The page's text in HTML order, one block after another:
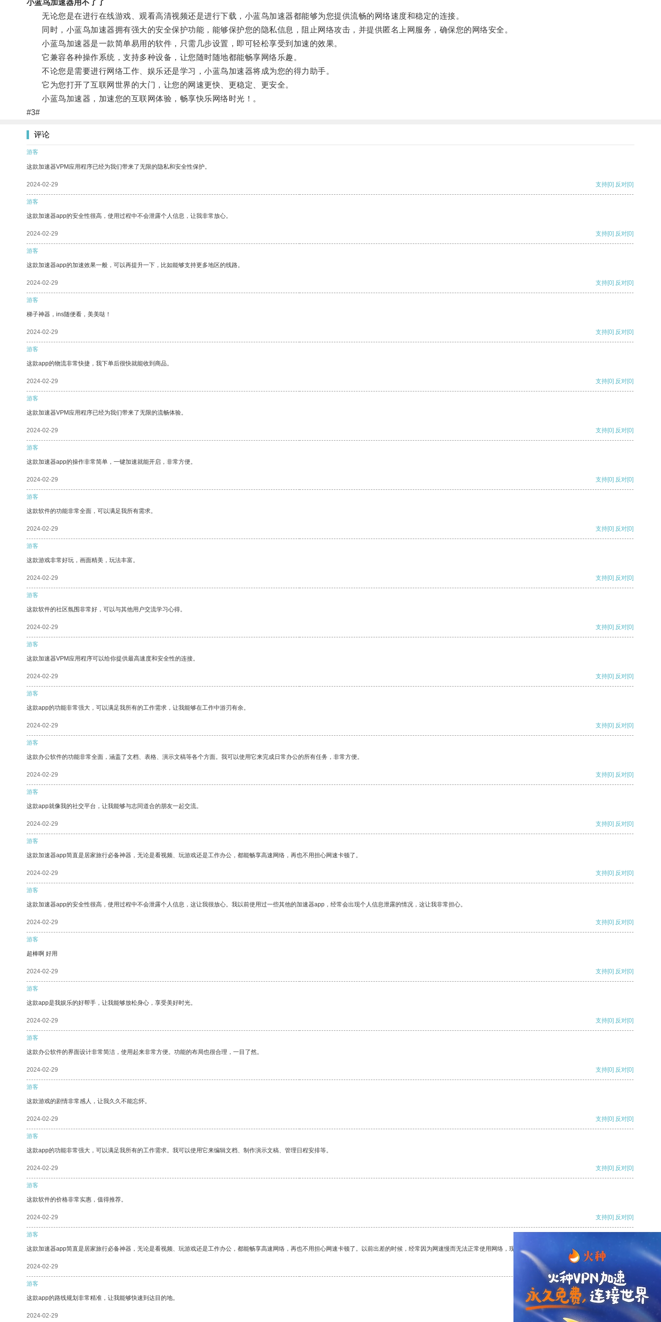
小蓝鸟加速器用不了了
无论您是在进行在线游戏、观看高清视频还是进行下载，小蓝鸟加速器都能够为您提供流畅的网络速度和稳定的连接。
同时，小蓝鸟加速器拥有强大的安全保护功能，能够保护您的隐私信息，阻止网络攻击，并提供匿名上网服务，确保您的网络安全。
小蓝鸟加速器是一款简单易用的软件，只需几步设置，即可轻松享受到加速的效果。
它兼容各种操作系统，支持多种设备，让您随时随地都能畅享网络乐趣。
不论您是需要进行网络工作、娱乐还是学习，小蓝鸟加速器将成为您的得力助手。
它为您打开了互联网世界的大门，让您的网速更快、更稳定、更安全。
小蓝鸟加速器，加速您的互联网体验，畅享快乐网络时光！。
#3#
评论
游客
这款加速器VPM应用程序已经为我们带来了无限的隐私和安全性保护。
2024-02-29 支持[0] 反对[0]
游客
这款加速器app的安全性很高，使用过程中不会泄露个人信息，让我非常放心。
2024-02-29 支持[0] 反对[0]
游客
这款加速器app的加速效果一般，可以再提升一下，比如能够支持更多地区的线路。
2024-02-29 支持[0] 反对[0]
游客
梯子神器，ins随便看，美美哒！
2024-02-29 支持[0] 反对[0]
游客
这款app的物流非常快捷，我下单后很快就能收到商品。
2024-02-29 支持[0] 反对[0]
游客
这款加速器VPM应用程序已经为我们带来了无限的流畅体验。
2024-02-29 支持[0] 反对[0]
游客
这款加速器app的操作非常简单，一键加速就能开启，非常方便。
2024-02-29 支持[0] 反对[0]
游客
这款软件的功能非常全面，可以满足我所有需求。
2024-02-29 支持[0] 反对[0]
游客
这款游戏非常好玩，画面精美，玩法丰富。
2024-02-29 支持[0] 反对[0]
游客
这款软件的社区氛围非常好，可以与其他用户交流学习心得。
2024-02-29 支持[0] 反对[0]
游客
这款加速器VPM应用程序可以给你提供最高速度和安全性的连接。
2024-02-29 支持[0] 反对[0]
游客
这款app的功能非常强大，可以满足我所有的工作需求，让我能够在工作中游刃有余。
2024-02-29 支持[0] 反对[0]
游客
这款办公软件的功能非常全面，涵盖了文档、表格、演示文稿等各个方面。我可以使用它来完成日常办公的所有任务，非常方便。
2024-02-29 支持[0] 反对[0]
游客
这款app就像我的社交平台，让我能够与志同道合的朋友一起交流。
2024-02-29 支持[0] 反对[0]
游客
这款加速器app简直是居家旅行必备神器，无论是看视频、玩游戏还是工作办公，都能畅享高速网络，再也不用担心网速卡顿了。
2024-02-29 支持[0] 反对[0]
游客
这款加速器app的安全性很高，使用过程中不会泄露个人信息，这让我很放心。我以前使用过一些其他的加速器app，经常会出现个人信息泄露的情况，这让我非常担心。
2024-02-29 支持[0] 反对[0]
游客
超棒啊 好用
2024-02-29 支持[0] 反对[0]
游客
这款app是我娱乐的好帮手，让我能够放松身心，享受美好时光。
2024-02-29 支持[0] 反对[0]
游客
这款办公软件的界面设计非常简洁，使用起来非常方便。功能的布局也很合理，一目了然。
2024-02-29 支持[0] 反对[0]
游客
这款游戏的剧情非常感人，让我久久不能忘怀。
2024-02-29 支持[0] 反对[0]
游客
这款app的功能非常强大，可以满足我所有的工作需求。我可以使用它来编辑文档、制作演示文稿、管理日程安排等。
2024-02-29 支持[0] 反对[0]
游客
这款软件的价格非常实惠，值得推荐。
2024-02-29 支持[0] 反对[0]
游客
这款加速器app简直是居家旅行必备神器，无论是看视频、玩游戏还是工作办公，都能畅享高速网络，再也不用担心网速卡顿了。以前出差的时候，经常因为网速慢而无法正常使用网络，现在有了这个app，我再也不用担心了。
2024-02-29
游客
这款app的路线规划非常精准，让我能够快速到达目的地。
2024-02-29 反对